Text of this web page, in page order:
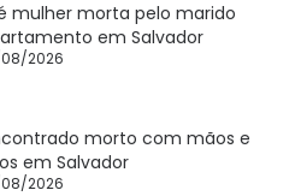
mulher morta pelo marido
em Salvador
2026
morto com mãos e
em Salvador
2026